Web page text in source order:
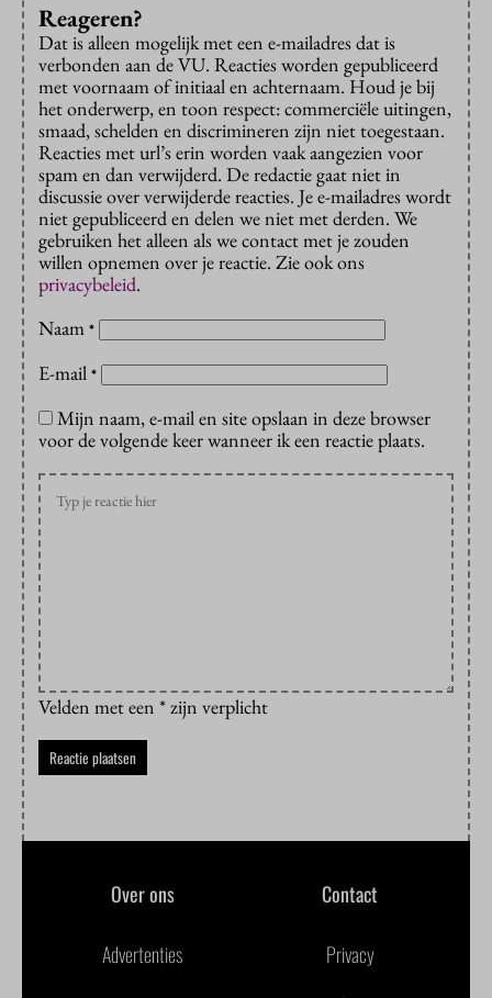
Reageren?
Dat is alleen mogelijk met een e-mailadres dat is
verbonden aan de VU. Reacties worden gepubliceerd
met voornaam of initiaal en achternaam. Houd je bij
het onderwerp, en toon respect: commerciële uitingen,
smaad, schelden en discrimineren zijn niet toegestaan.
Reacties met url’s erin worden vaak aangezien voor
spam en dan verwijderd. De redactie gaat niet in
discussie over verwijderde reacties. Je e-mailadres wordt
niet gepubliceerd en delen we niet met derden. We
gebruiken het alleen als we contact met je zouden
willen opnemen over je reactie. Zie ook ons
privacybeleid.
Naam *
E-mail *
Mijn naam, e-mail en site opslaan in deze browser
voor de volgende keer wanneer ik een reactie plaats.
Velden met een * zijn verplicht
Over ons Contact
Advertenties Privacy